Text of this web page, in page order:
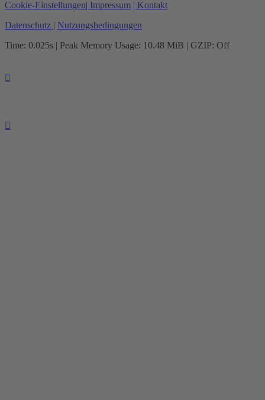
Cookie-Einstellungen| Impressum | Kontakt
Datenschutz | Nutzungsbedingungen
Time: 0.025s | Peak Memory Usage: 10.48 MiB | GZIP: Off